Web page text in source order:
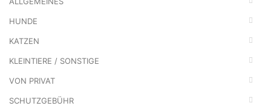
HUNDE
KATZEN
KLEINTIERE / SONSTIGE
VON PRIVAT
SCHUTZGEBÜHR